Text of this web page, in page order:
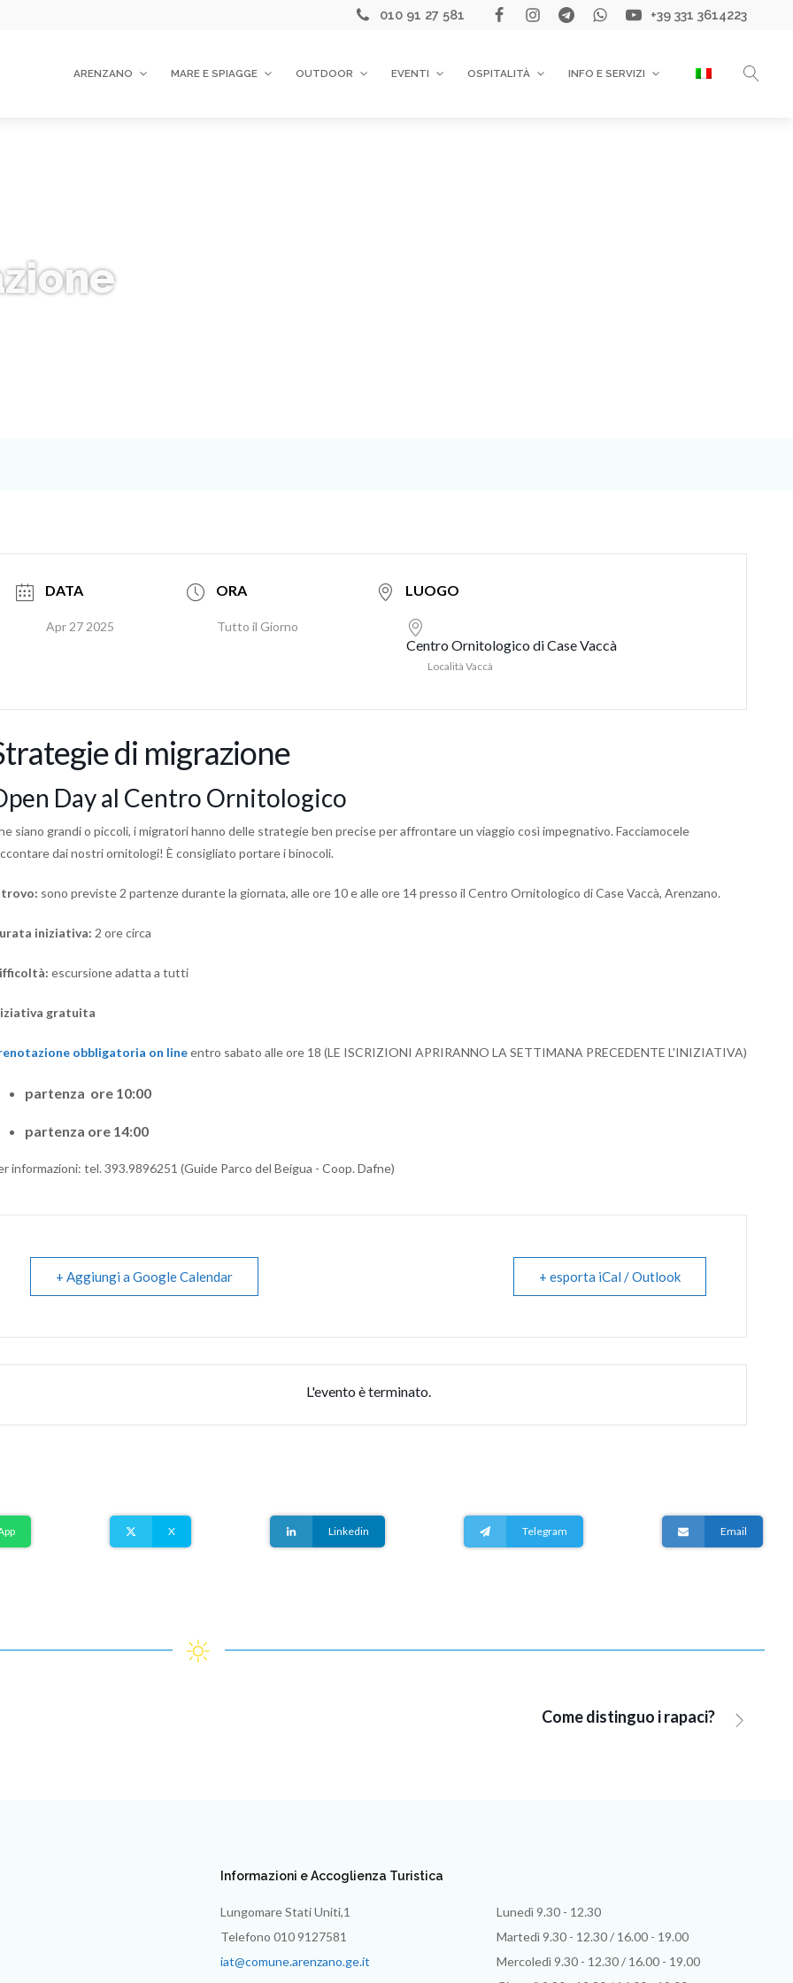
010 91 27 581 +39 331 3614223
ARENZANO MARE E SPIAGGE OUTDOOR EVENTI OSPITALITÀ INFO E SERVIZI
DATA
Apr 27 2025
ORA
Tutto il Giorno
LUOGO
Centro Ornitologico di Case Vaccà
Località Vaccà
di migrazione
Day al Centro Ornitologico
siano grandi o piccoli, i migratori hanno delle strategie ben precise per affrontare un viaggio così impegnativo. Facciamocele
dai nostri ornitologi! È consigliato portare i binocoli.
sono previste 2 partenze durante la giornata, alle ore 10 e alle ore 14 presso il Centro Ornitologico di Case Vaccà, Arenzano.
iniziativa: 2 ore circa
escursione adatta a tutti
gratuita
obbligatoria on lineentro sabato alle ore 18 (LE ISCRIZIONI APRIRANNO LA SETTIMANA PRECEDENTE L'INIZIATIVA)
partenza ore 10:00
partenza ore 14:00
informazioni: tel. 393.9896251 (Guide Parco del Beigua - Coop. Dafne)
+ Aggiungi a Google Calendar + esporta iCal / Outlook
L'evento è terminato.
X Email
Linkedin Telegram
Come distinguo i rapaci?
Informazioni e Accoglienza Turistica
Lungomare Stati Uniti,1
Telefono 010 9127581
iat@comune.arenzano.ge.it
Lunedì 9.30 - 12.30
Martedì 9.30 - 12.30 / 16.00 - 19.00
Mercoledì 9.30 - 12.30 / 16.00 - 19.00